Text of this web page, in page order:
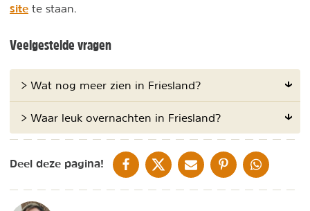
site te staan.
Veelgestelde vragen
> Wat nog meer zien in Friesland?
> Waar leuk overnachten in Friesland?
Deel deze pagina! DELEN OP FACEBOOK
DELEN OP XDELEN VIA DE MAIL
DELEN OP PINTEREST
DELEN OP